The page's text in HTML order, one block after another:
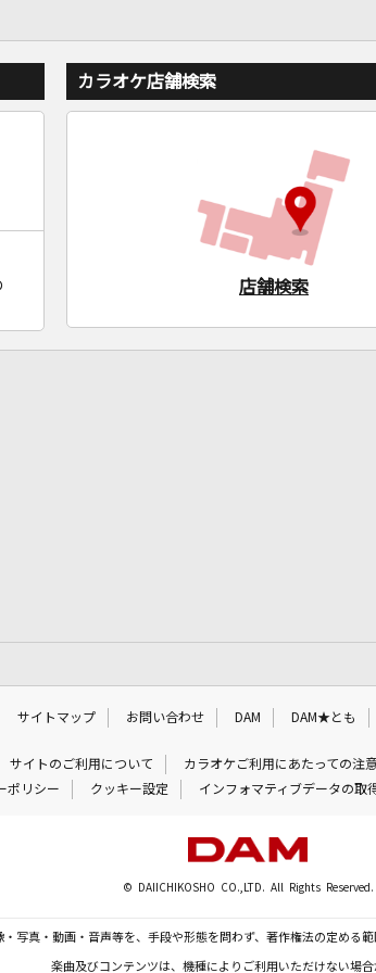
カラオケ店舗検索
店舗検索
サイトマップ お問い合わせ DAM DAM★とも
サイトのご利用について カラオケご利用にあたっての注
ポリシー クッキー設定 インフォマティブデータの取
© DAIICHIKOSHO CO.,LTD. All Rights Reserved.
写真・動画・音声等を、手段や形態を問わず、著作権法の定める
楽曲及びコンテンツは、機種によりご利用いただけない場合